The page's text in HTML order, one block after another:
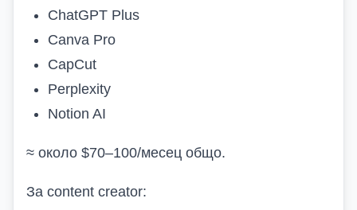
ChatGPT Plus
Canva Pro
CapCut
Perplexity
Notion AI
≈ около $70–100/месец общо.
За content creator: